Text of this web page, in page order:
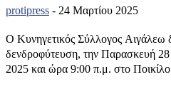
protipress - 24 Μαρτίου 2025
Ο Κυνηγετικός Σύλλογος Αιγάλεω
δενδροφύτευση, την Παρασκευή
2025 και ώρα 9:00 π.μ. στο